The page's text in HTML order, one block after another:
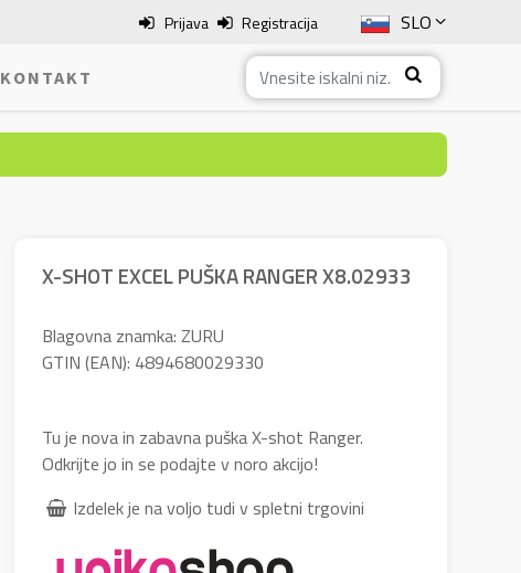
SLO
ENG
ITA
Prijava Registracija
KONTAKT
X-SHOT EXCEL PUŠKA RANGER X8.02933
Blagovna znamka: ZURU
GTIN (EAN): 4894680029330
Tu je nova in zabavna puška X-shot Ranger.
Odkrijte jo in se podajte v noro akcijo!
Izdelek je na voljo tudi v spletni trgovini